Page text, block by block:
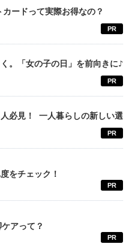
ードって実際お得なの？
PR
。「女の子の日」を前向きに♪
PR
必見！ 一人暮らしの新しい選
PR
をチェック！
PR
アって？
PR